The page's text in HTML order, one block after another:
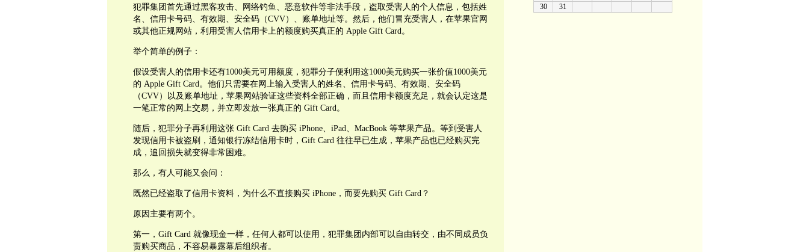
犯罪集团首先通过黑客攻击、网络钓鱼、恶意软件等非法手段，盗取受害人的个人信息，包括姓
名、信用卡号码、有效期、安全码（CVV）、账单地址等。然后，他们冒充受害人，在苹果官网
或其他正规网站，利用受害人信用卡上的额度购买真正的 Apple Gift Card。
举个简单的例子：
假设受害人的信用卡还有1000美元可用额度，犯罪分子便利用这1000美元购买一张价值1000美元
的 Apple Gift Card。他们只需要在网上输入受害人的姓名、信用卡号码、有效期、安全码
（CVV）以及账单地址，苹果网站验证这些资料全部正确，而且信用卡额度充足，就会认定这是
一笔正常的网上交易，并立即发放一张真正的 Gift Card。
随后，犯罪分子再利用这张 Gift Card 去购买 iPhone、iPad、MacBook 等苹果产品。等到受害人
发现信用卡被盗刷，通知银行冻结信用卡时，Gift Card 往往早已生成，苹果产品也已经购买完
成，追回损失就变得非常困难。
那么，有人可能又会问：
既然已经盗取了信用卡资料，为什么不直接购买 iPhone，而要先购买 Gift Card？
原因主要有两个。
第一，Gift Card 就像现金一样，任何人都可以使用，犯罪集团内部可以自由转交，由不同成员负
责购买商品，不容易暴露幕后组织者。